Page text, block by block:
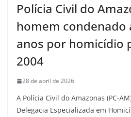
Polícia Civil do
homem condenado
anos por homicídio
2004
28 de abril de 2026
A Polícia Civil do Amazonas (PC-
Delegacia Especializada em